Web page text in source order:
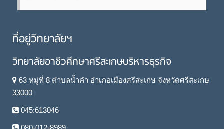
ที่อยู่วิทยาลัยฯ
วิทยาลัยอาชีวศึกษาศรีสะเกษบริหารธุรกิจ
63 หมู่ที่ 8 ตำบลน้ำคำ อำเภอเมืองศรีสะเกษ จังหวัดศรีสะเกษ
33000
045:613046